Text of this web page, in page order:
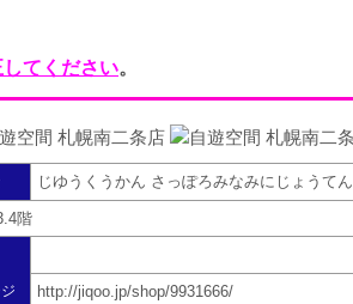
てください。
じゆうくうかん さっぽろみなみにじょうてん
階
http://jiqoo.jp/shop/9931666/